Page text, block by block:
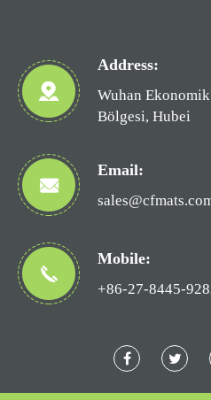
Address:
Wuhan
Bölgesi, Hubei
Email:
Mobile:
+86-27-8445-